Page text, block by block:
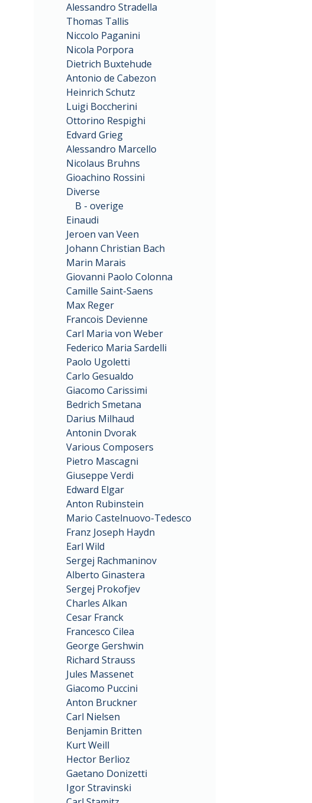
Alessandro Stradella
Thomas Tallis
Niccolo Paganini
Nicola Porpora
Dietrich Buxtehude
Antonio de Cabezon
Heinrich Schutz
Luigi Boccherini
Ottorino Respighi
Edvard Grieg
Alessandro Marcello
Nicolaus Bruhns
Gioachino Rossini
Diverse
B - overige
Einaudi
Jeroen van Veen
Johann Christian Bach
Marin Marais
Giovanni Paolo Colonna
Camille Saint-Saens
Max Reger
Francois Devienne
Carl Maria von Weber
Federico Maria Sardelli
Paolo Ugoletti
Carlo Gesualdo
Giacomo Carissimi
Bedrich Smetana
Darius Milhaud
Antonin Dvorak
Various Composers
Pietro Mascagni
Giuseppe Verdi
Edward Elgar
Anton Rubinstein
Mario Castelnuovo-Tedesco
Franz Joseph Haydn
Earl Wild
Sergej Rachmaninov
Alberto Ginastera
Sergej Prokofjev
Charles Alkan
Cesar Franck
Francesco Cilea
George Gershwin
Richard Strauss
Jules Massenet
Giacomo Puccini
Anton Bruckner
Carl Nielsen
Benjamin Britten
Kurt Weill
Hector Berlioz
Gaetano Donizetti
Igor Stravinski